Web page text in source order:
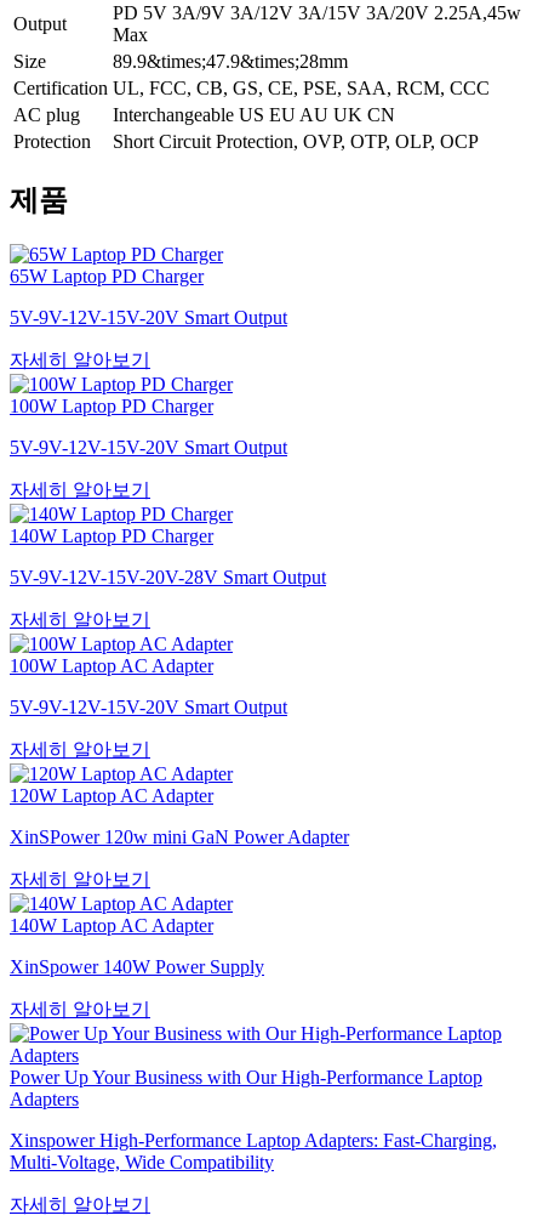
Output
PD 5V 3A/9V 3A/12V 3A/15V 3A/20V 2.25A,45w
Max
Size
89.9&times;47.9&times;28mm
Certification UL, FCC, CB, GS, CE, PSE, SAA, RCM, CCC
AC plug
Interchangeable US EU AU UK CN
Protection
Short Circuit Protection, OVP, OTP, OLP, OCP
제품
65W Laptop PD Charger
5V-9V-12V-15V-20V Smart Output
자세히 알아보기
100W Laptop PD Charger
5V-9V-12V-15V-20V Smart Output
자세히 알아보기
140W Laptop PD Charger
5V-9V-12V-15V-20V-28V Smart Output
자세히 알아보기
100W Laptop AC Adapter
5V-9V-12V-15V-20V Smart Output
자세히 알아보기
120W Laptop AC Adapter
XinSPower 120w mini GaN Power Adapter
자세히 알아보기
140W Laptop AC Adapter
XinSpower 140W Power Supply
자세히 알아보기
Power Up Your Business with Our High-Performance Laptop
Adapters
Xinspower High-Performance Laptop Adapters: Fast-Charging,
Multi-Voltage, Wide Compatibility
자세히 알아보기